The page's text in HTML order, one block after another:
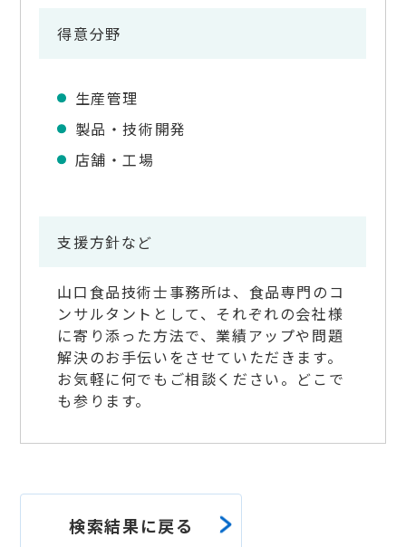
得意分野
生産管理
製品・技術開発
店舗・工場
支援方針など
山口食品技術士事務所は、食品専門のコ
ンサルタントとして、それぞれの会社様
に寄り添った方法で、業績アップや問題
解決のお手伝いをさせていただきます。
お気軽に何でもご相談ください。どこで
も参ります。
検索結果に戻る